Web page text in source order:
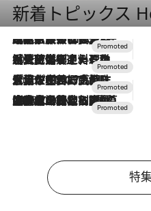
新着トピックス
2026.7.31
【ホテル帰省】という選択肢をOMOが提案。家族とほどよい距離を保つには「昼は実家、夜は気兼ねなくホテルで！」
2026.7.24
【夏限定ディナーコース】旬を迎える稚鮎や花ズッキーニなどをイタリア・トスカーナの郷土料理の手法で満喫！
2026.7.17
「土佐和ハーブかき氷」がOMO7高知に登場！生姜、山椒、大葉など目にも舌にも涼を呼ぶ郷土の味
2026.7.10
NEW OPEN！【界 草津】名湯の地に誕生。趣の異なる2種の温泉と上州ならではの会席・蕎麦割烹など美食を味わう究極の癒やし旅
特